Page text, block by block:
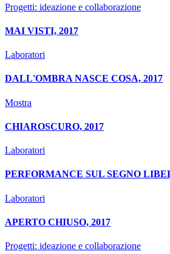
Progetti: ideazione e collaborazione
MAI VISTI, 2017
Laboratori
DALL'OMBRA NASCE COSA, 2017
Mostra
CHIAROSCURO, 2017
Laboratori
PERFORMANCE SUL SEGNO
Laboratori
APERTO CHIUSO, 2017
Progetti: ideazione e collaborazione